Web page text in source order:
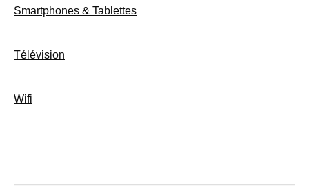
Smartphones & Tablettes
Télévision
Wifi